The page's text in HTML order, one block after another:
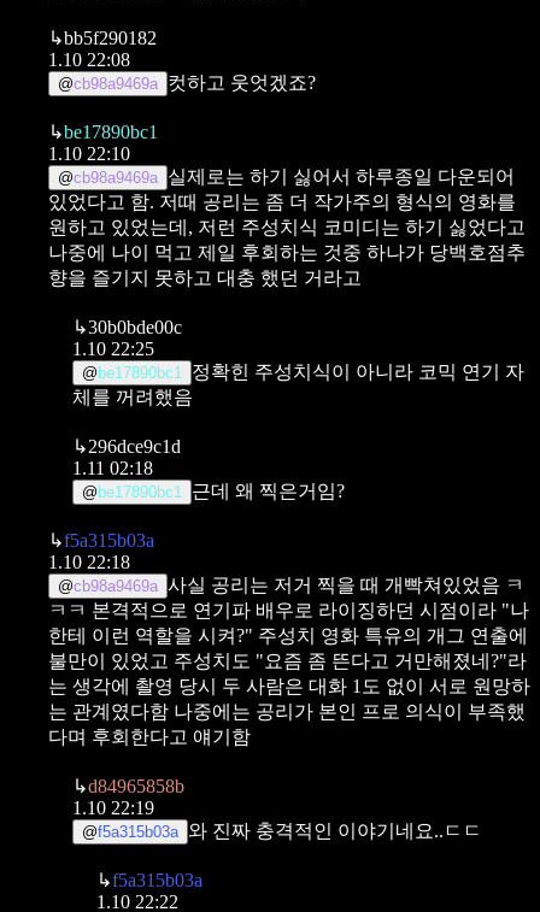
↳bb5f290182
1.10 22:08
@cb98a9469a 컷하고 웃엇겠죠?
↳be17890bc1
1.10 22:10
@cb98a9469a 실제로는 하기 싫어서 하루종일 다운되어
있었다고 함. 저때 공리는 좀 더 작가주의 형식의 영화를
원하고 있었는데, 저런 주성치식 코미디는 하기 싫었다고
나중에 나이 먹고 제일 후회하는 것중 하나가 당백호점추
향을 즐기지 못하고 대충 했던 거라고
↳30b0bde00c
1.10 22:25
@ be17890bc1
정확힌 주성치식이 아니라 코믹 연기 자
체를 꺼려했음
↳296dce9c1d
1.11 02:18
@ be17890bc1 근데 왜 찍은거임?
↳f5a315b03a
1.10 22:18
@cb98a9469a 사실 공리는 저거 찍을 때 개빡쳐있었음 ㅋ
ㅋㅋ 본격적으로 연기파 배우로 라이징하던 시점이라 "나
한테 이런 역할을 시켜?" 주성치 영화 특유의 개그 연출에
불만이 있었고 주성치도 "요즘 좀 뜬다고 거만해졌네?"라
는 생각에 촬영 당시 두 사람은 대화 1도 없이 서로 원망하
는 관계였다함 나중에는 공리가 본인 프로 의식이 부족했
다며 후회한다고 얘기함
↳d84965858b
1.10 22:19
@f5a315b03a 와 진짜 충격적인 이야기네요..ㄷㄷ
↳f5a315b03a
1.10 22:22